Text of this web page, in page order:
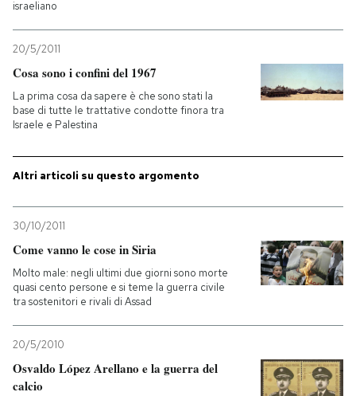
israeliano
20/5/2011
Cosa sono i confini del 1967
La prima cosa da sapere è che sono stati la
base di tutte le trattative condotte finora tra
Israele e Palestina
Altri articoli su questo argomento
30/10/2011
Come vanno le cose in Siria
Molto male: negli ultimi due giorni sono morte
quasi cento persone e si teme la guerra civile
tra sostenitori e rivali di Assad
20/5/2010
Osvaldo López Arellano e la guerra del
calcio